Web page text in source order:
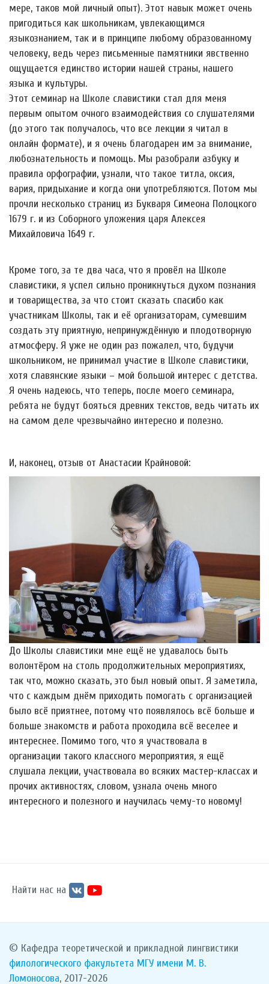
мере, таков мой личный опыт). Этот навык может очень
пригодиться как школьникам, увлекающимся
языкознанием, так и в принципе любому образованному
человеку, ведь через письменные памятники явственно
ощущается единство истории нашей страны, нашего
языка и культуры.
Этот семинар на Школе славистики стал для меня
первым опытом очного взаимодействия со слушателями
(до этого так получалось, что все лекции я читал в
онлайн формате), и я очень благодарен им за внимание,
любознательность и помощь. Мы разобрали азбуку и
правила орфографии, узнали, что такое титла, оксия,
вария, придыхание и когда они употребляются. Потом мы
прочли несколько страниц из Букваря Симеона Полоцкого
1679 г. и из Соборного уложения царя Алексея
Михайловича 1649 г.
Кроме того, за те два часа, что я провёл на Школе
славистики, я успел сильно проникнуться духом познания
и товарищества, за что стоит сказать спасибо как
участникам Школы, так и её организаторам, сумевшим
создать эту приятную, непринуждённую и плодотворную
атмосферу. Я уже не один раз пожалел, что, будучи
школьником, не принимал участие в Школе славистики,
хотя славянские языки – мой большой интерес с детства.
Я очень надеюсь, что теперь, после моего семинара,
ребята не будут бояться древних текстов, ведь читать их
на самом деле чрезвычайно интересно и полезно.
И, наконец, отзыв от Анастасии Крайновой:
До Школы славистики мне ещё не удавалось быть
волонтёром на столь продолжительных мероприятиях,
так что, можно сказать, это был новый опыт. Я заметила,
что с каждым днём приходить помогать с организацией
было всё приятнее, потому что появлялось всё больше и
больше знакомств и работа проходила всё веселее и
интереснее. Помимо того, что я участвовала в
организации такого классного мероприятия, я ещё
слушала лекции, участвовала во всяких мастер-классах и
прочих активностях, словом, узнала очень много
интересного и полезного и научилась чему-то новому!
Найти нас на
© Кафедра теоретической и прикладной лингвистики
филологического факультета МГУ имени М. В.
Ломоносова, 2017-2026